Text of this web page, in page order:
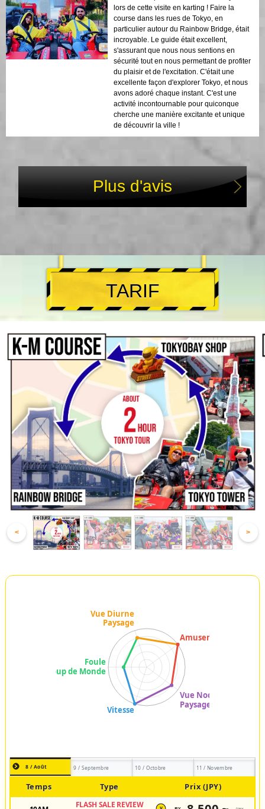
lors de cette visite en karting ! Faire la
course dans les rues de Tokyo, en
particulier autour du Rainbow Bridge, était
incroyable. Le guide était excellent,
s'assurant que nous nous sentions en
sécurité tout en nous permettant de profiter
du plaisir et de l'excitation. C'était une
excellente façon d'explorer Tokyo, et nous
avons adoré chaque instant. C'est une
activité incontournable pour quiconque
cherche une manière excitante et unique
de découvrir la ville !
Plus d'avis
TARIF
< >
8 / Août 9 / Septembre 10 / Octobre 11 / Novembre
Temps Type Prix (JPY)
FLASH SALE REVIEW